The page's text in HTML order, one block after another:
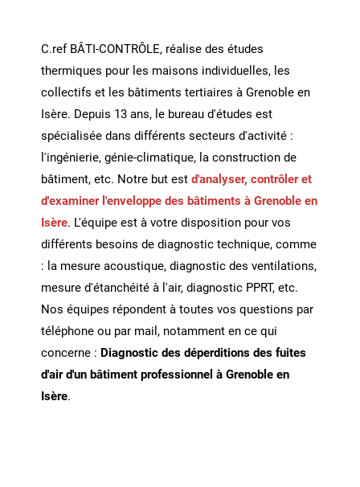
C.ref BÂTI-CONTRÔLE, réalise des études
thermiques pour les maisons individuelles, les
collectifs et les bâtiments tertiaires à Grenoble en
Isère. Depuis 13 ans, le bureau d'études est
spécialisée dans différents secteurs d'activité :
l'ingénierie, génie-climatique, la construction de
bâtiment, etc. Notre but estd'analyser, contrôler et
d'examiner l'enveloppe des bâtiments à Grenoble en
Isère. L'équipe est à votre disposition pour vos
différents besoins de diagnostic technique, comme
: la mesure acoustique, diagnostic des ventilations,
mesure d'étanchéité à l'air, diagnostic PPRT, etc.
Nos équipes répondent à toutes vos questions par
téléphone ou par mail, notamment en ce qui
concerne : Diagnostic des déperditions des fuites
d'air d'un bâtiment professionnel à Grenoble en
Isère.